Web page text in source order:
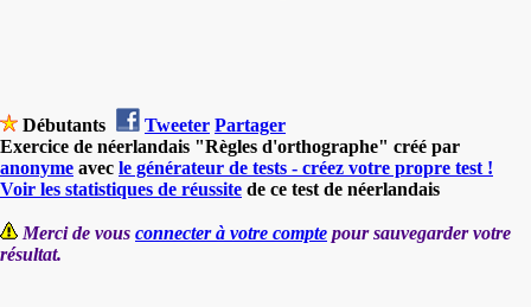
Débutants Tweeter Partager
Exercice de néerlandais "Règles d'orthographe" créé par
anonyme avec le générateur de tests - créez votre propre test !
Voir les statistiques de réussite de ce test de néerlandais
Merci de vous connecter à votre compte pour sauvegarder votre
résultat.